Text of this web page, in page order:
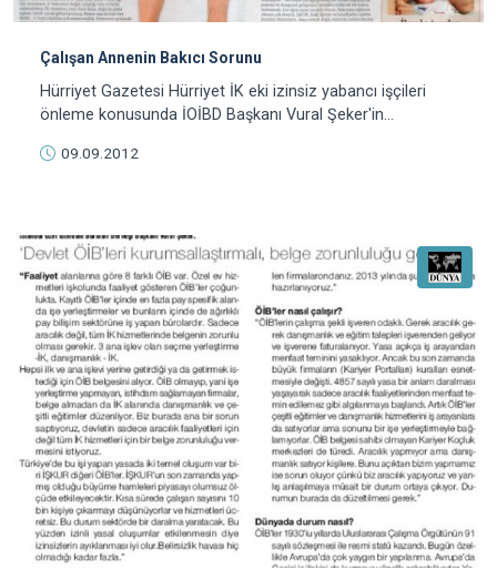
Çalışan Annenin Bakıcı Sorunu
Hürriyet Gazetesi Hürriyet İK eki izinsiz yabancı işçileri
önleme konusunda İOİBD Başkanı Vural Şeker'in
09.09.2012